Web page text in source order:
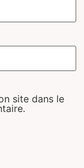
site dans le